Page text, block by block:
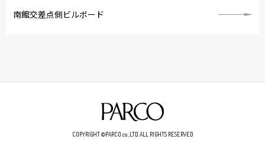
南館交差点側ビルボード
COPYRIGHT ©PARCO.co.,LTD.ALL RIGHTS RESERVED